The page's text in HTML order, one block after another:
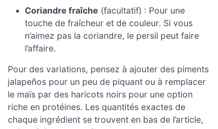
Coriandre fraîche (facultatif) : Pour une
touche de fraîcheur et de couleur. Si vous
n’aimez pas la coriandre, le persil peut faire
l’affaire.
Pour des variations, pensez à ajouter des piments
jalapeños pour un peu de piquant ou à remplacer
le maïs par des haricots noirs pour une option
riche en protéines. Les quantités exactes de
chaque ingrédient se trouvent en bas de l’article,